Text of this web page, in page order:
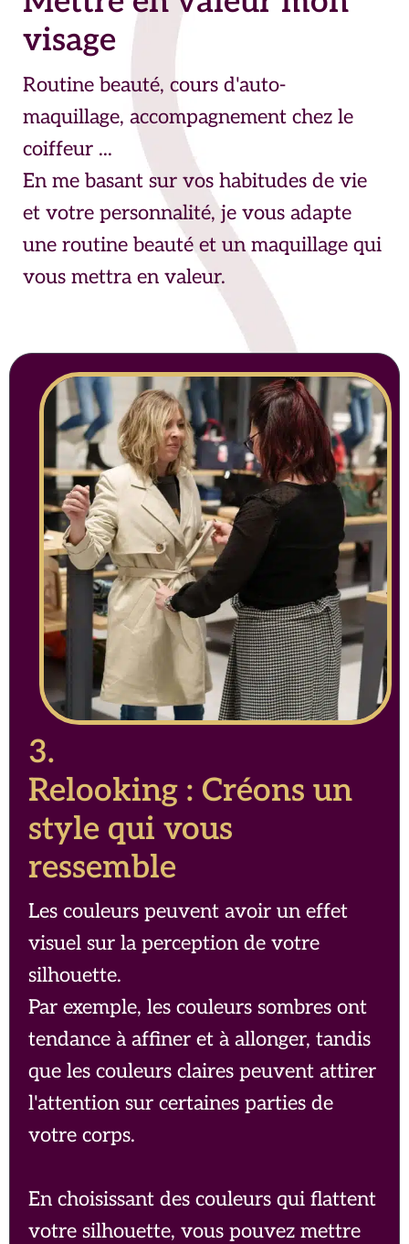
visage
Routine beauté, cours d'auto-
maquillage, accompagnement chez le
coiffeur ...
En me basant sur vos habitudes de vie
et votre personnalité, je vous adapte
une routine beauté et un maquillage qui
vous mettra en valeur.
3.
Relooking : Créons un
style qui vous
ressemble
Les couleurs peuvent avoir un effet
visuel sur la perception de votre
silhouette.
Par exemple, les couleurs sombres ont
tendance à affiner et à allonger, tandis
que les couleurs claires peuvent attirer
l'attention sur certaines parties de
votre corps.
En choisissant des couleurs qui flattent
votre silhouette, vous pouvez mettre